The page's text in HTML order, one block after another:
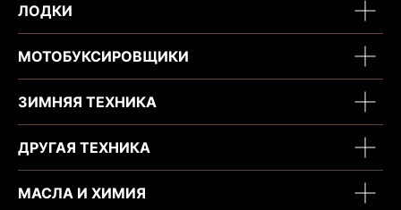
ЛОДКИ
МОТОБУКСИРОВЩИКИ
ЗИМНЯЯ ТЕХНИКА
ДРУГАЯ ТЕХНИКА
МАСЛА И ХИМИЯ